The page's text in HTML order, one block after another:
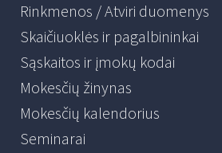
Rinkmenos / Atviri duomenys
Skaičiuoklės ir pagalbininkai
Sąskaitos ir įmokų kodai
Mokesčių žinynas
Mokesčių kalendorius
Seminarai